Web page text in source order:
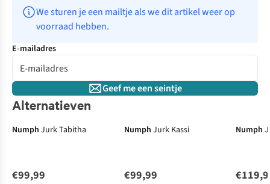
We sturen je een mailtje als we dit artikel weer op
voorraad hebben.
E-mailadres
Geef me een seintje
Alternatieven
Numph Jurk Tabitha
€99,99
Numph Jurk Kassi
€99,99
Numph